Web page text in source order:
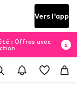
Vers l'app
: Offres avec